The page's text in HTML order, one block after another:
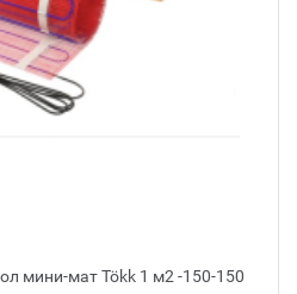
мини-мат Tökk 1 м2 -150-150